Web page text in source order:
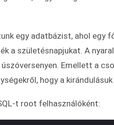
egy adatbázist, ahol egy
a születésnapjukat. A
Emellett a
hogy a
t root felhasználóként: